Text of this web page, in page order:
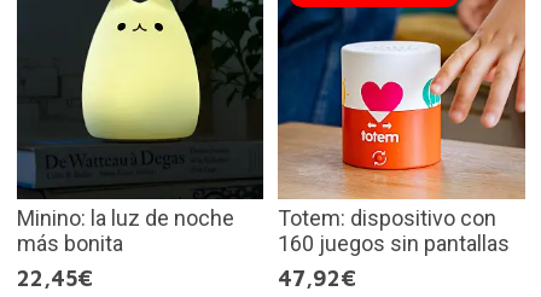
Minino: la luz de noche
más bonita
22,45€
Totem: dispositivo con
160 juegos sin pantallas
47,92€